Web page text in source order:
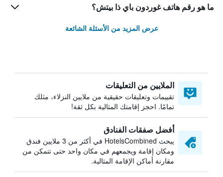
ما هو رقم هاتف غوردون باي ذا بيتش؟
عرض المزيد من الأسئلة الشائعة
الملايين من التعليقات
تقييمات وتعليقات حقيقية من ملايين النزلاء، مثلك
تمامًا. احجز إقامتك المثالية بكل ثقة!
أفضل صفقات الفنادق
يبحث HotelsCombined في أكثر من 3 ملايين فندق
ومكان إقامة ويجمعهم في مكان واحد حتى تتمكن من
مقارنة أماكن الإقامة المثالية.